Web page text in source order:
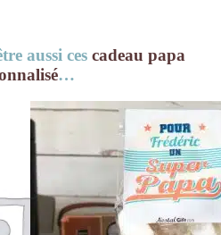
aussi ces cadeau papa
…